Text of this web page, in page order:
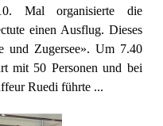
Mal organisierte die
einen Ausflug. Dieses
und Zugersee». Um 7.40
mit 50 Personen und bei
Ruedi führte ...